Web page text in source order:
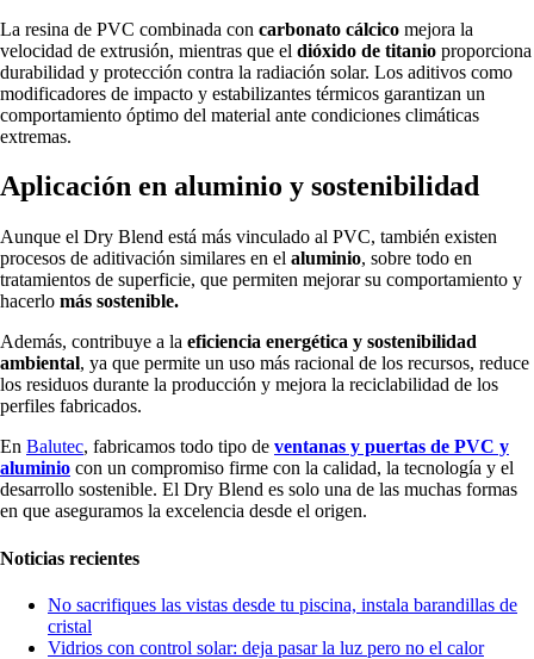
La resina de PVC combinada con carbonato cálcico mejora la
velocidad de extrusión, mientras que el dióxido de titanio proporciona
durabilidad y protección contra la radiación solar. Los aditivos como
modificadores de impacto y estabilizantes térmicos garantizan un
comportamiento óptimo del material ante condiciones climáticas
extremas.
Aplicación en aluminio y sostenibilidad
Aunque el Dry Blend está más vinculado al PVC, también existen
procesos de aditivación similares en el aluminio, sobre todo en
tratamientos de superficie, que permiten mejorar su comportamiento y
hacerlo más sostenible.
Además, contribuye a la eficiencia energética y sostenibilidad
ambiental, ya que permite un uso más racional de los recursos, reduce
los residuos durante la producción y mejora la reciclabilidad de los
perfiles fabricados.
En Balutec, fabricamos todo tipo de ventanas y puertas de PVC y
aluminio con un compromiso firme con la calidad, la tecnología y el
desarrollo sostenible. El Dry Blend es solo una de las muchas formas
en que aseguramos la excelencia desde el origen.
Noticias recientes
No sacrifiques las vistas desde tu piscina, instala barandillas de
cristal
Vidrios con control solar: deja pasar la luz pero no el calor